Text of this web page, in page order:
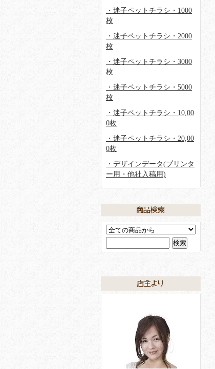
・迷子ペットチラシ・1000
枚
・迷子ペットチラシ・2000
枚
・迷子ペットチラシ・3000
枚
・迷子ペットチラシ・5000
枚
・迷子ペットチラシ・10,00
0枚
・迷子ペットチラシ・20,00
0枚
・デザインデータ(プリンタ
ー用・他社入稿用)